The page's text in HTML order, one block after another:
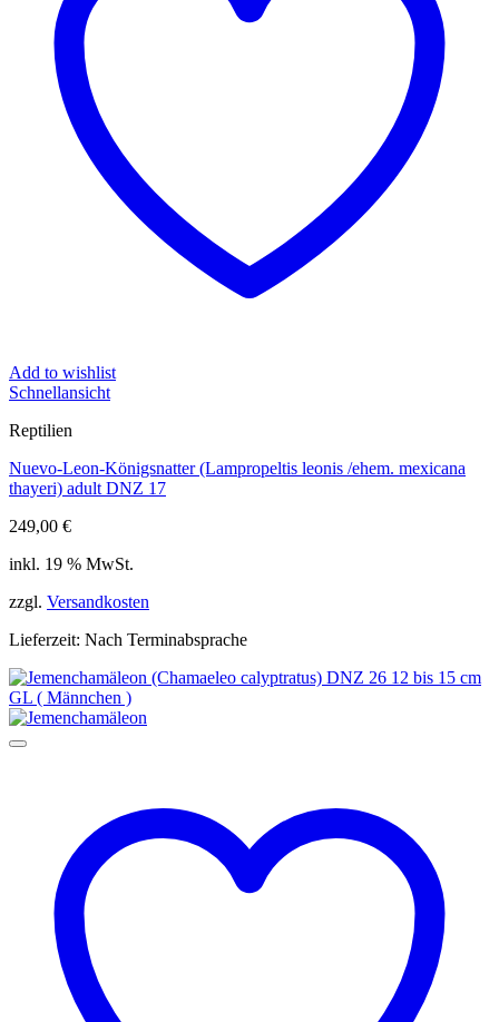
Add to wishlist
Schnellansicht
Reptilien
Nuevo-Leon-Königsnatter (Lampropeltis leonis /ehem. mexicana
thayeri) adult DNZ 17
249,00 €
inkl. 19 % MwSt.
zzgl. Versandkosten
Lieferzeit: Nach Terminabsprache